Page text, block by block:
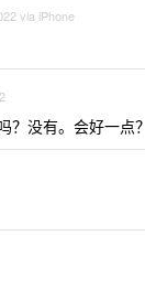
via iPhone
？没有。会好一点？